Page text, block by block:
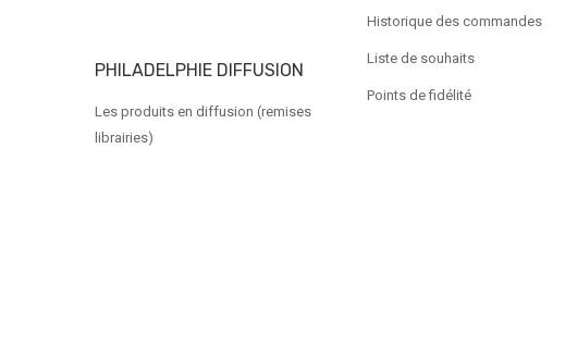
PHILADELPHIE DIFFUSION
Les produits en diffusion (remises
librairies)
Historique des commandes
Liste de souhaits
Points de fidélité